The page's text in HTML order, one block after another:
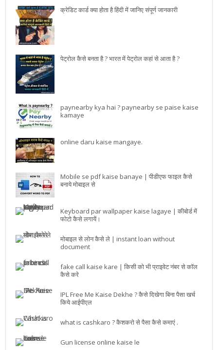
क्रेडिट कार्ड क्या होता है हिंदी में जानिए संपूर्ण जानकारी
पेट्रोल कैसे बनता है ? भारत में पेट्रोल कहां से आता है ?
paynearby kya hai ? paynearby se paise kaise
kamaye
online daru kaise mangaye.
Mobile se pdf kaise banaye | पीडीएफ फाइल कैसे
बनाये मोबाइल से
Keyboard par wallpaper kaise lagaye | कीबोर्ड में
फोटो कैसे लगायें।
मोबाइल से लोन कैसे ले | instant loan without
document
fake call kaise kare | किसी को भी प्राइवेट नंबर से कॉल
कैसे करे
IPL Free Me Kaise Dekhe ? कैसे दिखेगा बिना पैसा खर्च
किये आईपीएल
what is cashkaro ? कैशकरो से पैसा कैसे कमाएं .
Gun license online kaise le